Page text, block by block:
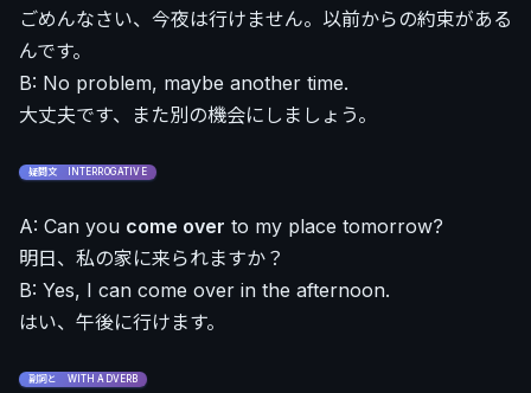
ごめんなさい、今夜は行けません。以前からの約束がある
んです。
B: No problem, maybe another time.
大丈夫です、また別の機会にしましょう。
疑問文 INTERROGATIVE
A: Can you come over to my place tomorrow?
明日、私の家に来られますか？
B: Yes, I can come over in the afternoon.
はい、午後に行けます。
副詞と WITH ADVERB